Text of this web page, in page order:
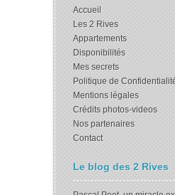
Accueil
Les 2 Rives
Appartements
Disponibilités
Mes secrets
Politique de
Mentions légales
Crédits photos-videos
Nos partenaires
Contact
Le blog des 2 Rives